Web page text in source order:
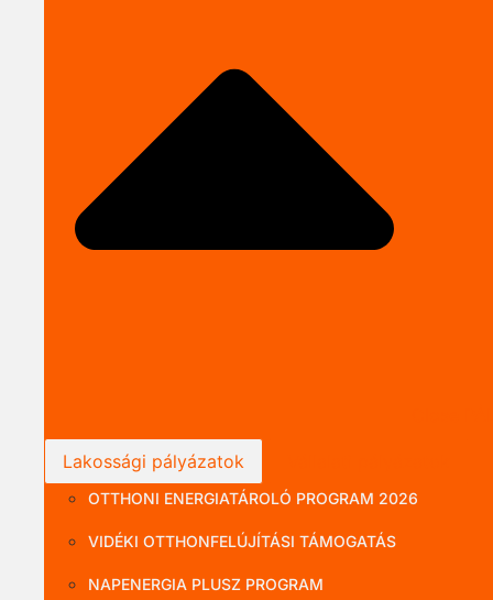
Lakossági pályázatok
OTTHONI ENERGIATÁROLÓ PROGRAM 2026
VIDÉKI OTTHONFELÚJÍTÁSI TÁMOGATÁS
NAPENERGIA PLUSZ PROGRAM